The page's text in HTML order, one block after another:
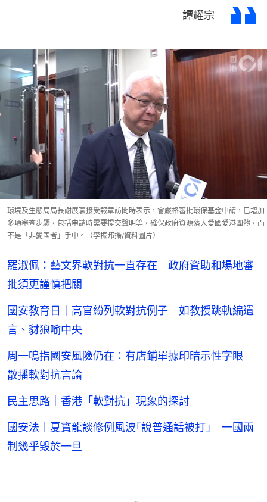
譚耀宗
環境及生態局局長謝展寰接受報章訪問時表示，會嚴格審批環保基金申請，已增加
多項審查步驟，包括申請時需要提交聲明等，確保政府資源落入愛國愛港團體，而
不是「非愛國者」手中。（李振邦攝/資料圖片）
羅淑佩：藝文界軟對抗一直存在 政府資助和場地審
批須更謹慎把關
國安教育日｜高官紛列軟對抗例子 如教授跳軌編遺
言、豺狼喻中央
周一鳴指國安風險仍在：有店鋪單據印暗示性字眼
散播軟對抗言論
民主思路｜香港「軟對抗」現象的探討
國安法｜夏寶龍談修例風波｢說普通話被打｣ 一國兩
制幾乎毀於一旦